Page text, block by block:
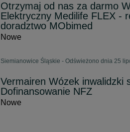
Otrzymaj od nas za darmo
Elektryczny Medilife FLEX -
doradztwo MObimed
Nowe
Siemianowice Śląskie - Odświeżono dnia 25
Vermairen Wózek inwalidzki
Dofinansowanie NFZ
Nowe